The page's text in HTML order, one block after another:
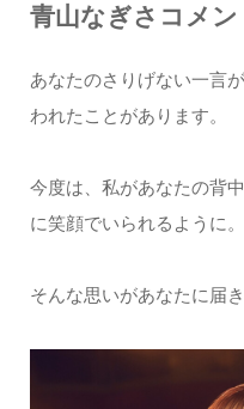
青山なぎさコメン
あなたのさりげない一言
われたことがあります。
今度は、私があなたの背
に笑顔でいられるように。
そんな思いがあなたに届